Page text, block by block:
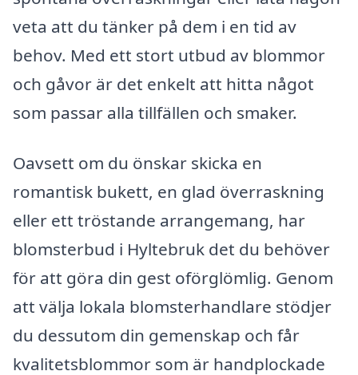
veta att du tänker på dem i en tid av
behov. Med ett stort utbud av blommor
och gåvor är det enkelt att hitta något
som passar alla tillfällen och smaker.
Oavsett om du önskar skicka en
romantisk bukett, en glad överraskning
eller ett tröstande arrangemang, har
blomsterbud i Hyltebruk det du behöver
för att göra din gest oförglömlig. Genom
att välja lokala blomsterhandlare stödjer
du dessutom din gemenskap och får
kvalitetsblommor som är handplockade